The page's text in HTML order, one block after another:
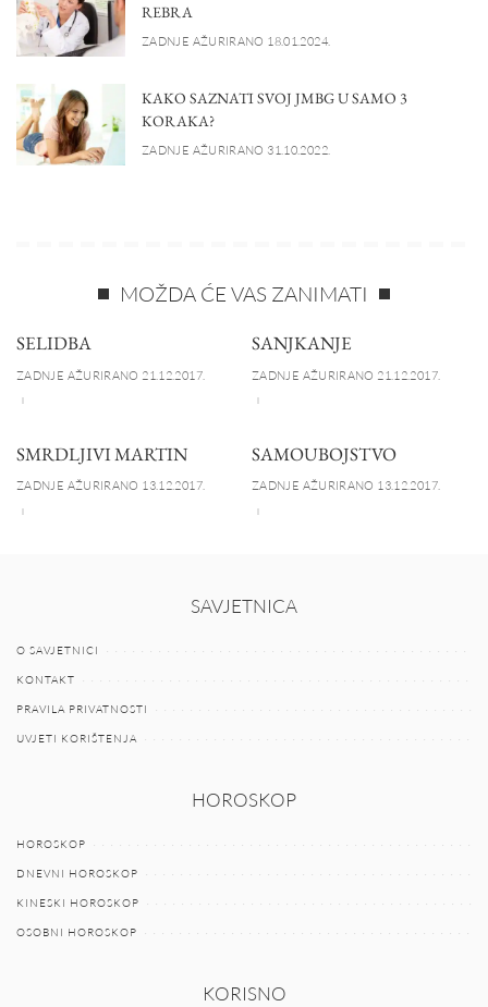
REBRA
ZADNJE AŽURIRANO 18.01.2024.
KAKO SAZNATI SVOJ JMBG U SAMO 3
KORAKA?
ZADNJE AŽURIRANO 31.10.2022.
MOŽDA ĆE VAS ZANIMATI
SELIDBA
ZADNJE AŽURIRANO 21.12.2017.
SANJKANJE
ZADNJE AŽURIRANO 21.12.2017.
SMRDLJIVI MARTIN
ZADNJE AŽURIRANO 13.12.2017.
SAMOUBOJSTVO
ZADNJE AŽURIRANO 13.12.2017.
SAVJETNICA
O SAVJETNICI
KONTAKT
PRAVILA PRIVATNOSTI
UVJETI KORIŠTENJA
HOROSKOP
HOROSKOP
DNEVNI HOROSKOP
KINESKI HOROSKOP
OSOBNI HOROSKOP
KORISNO